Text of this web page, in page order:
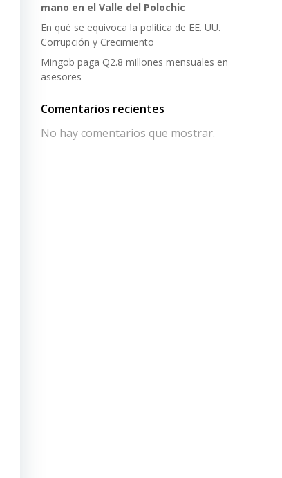
mano en el Valle del Polochic
En qué se equivoca la política de EE. UU.
Corrupción y Crecimiento
Mingob paga Q2.8 millones mensuales en
asesores
Comentarios recientes
No hay comentarios que mostrar.